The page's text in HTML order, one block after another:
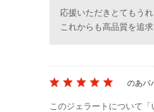
応援いただきとてもうれ
これからも高品質を追求
のあパ
このジェラートについて